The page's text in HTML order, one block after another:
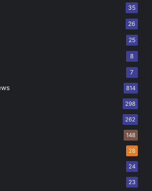
35
26
25
8
7
814
298
262
148
28
24
23